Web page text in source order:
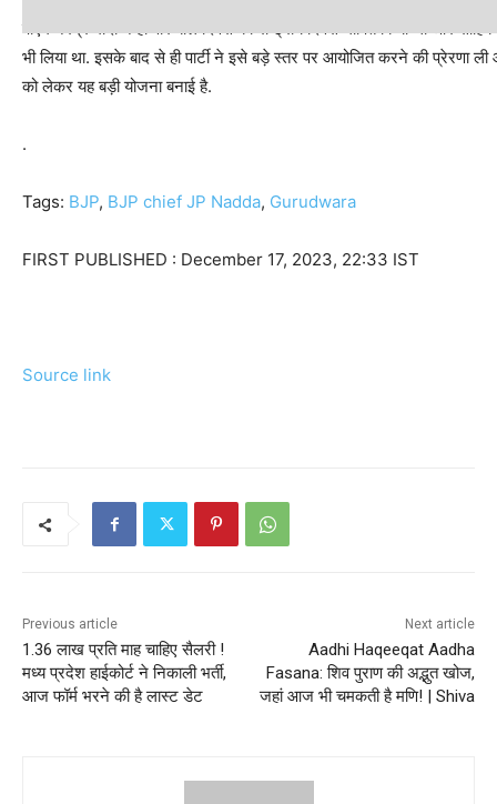
पीएम नरेंद्र मोदी ने ही वीर बाल दिवस को राष्ट्रीय दिवस घोषित किया था और
भी लिया था. इसके बाद से ही पार्टी ने इसे बड़े स्तर पर आयोजित करने की प्रेरणा
को लेकर यह बड़ी योजना बनाई है.
.
Tags: BJP, BJP chief JP Nadda, Gurudwara
FIRST PUBLISHED : December 17, 2023, 22:33 IST
Source link
Previous article
1.36 लाख प्रति माह चाहिए सैलरी !
मध्य प्रदेश हाईकोर्ट ने निकाली भर्ती,
आज फॉर्म भरने की है लास्ट डेट
Next article
Aadhi Haqeeqat Aadha
Fasana: शिव पुराण की अद्भुत खोज,
जहां आज भी चमकती है मणि! | Shiva